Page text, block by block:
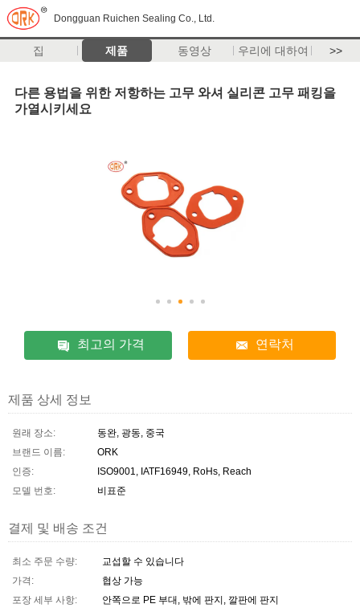
Dongguan Ruichen Sealing Co., Ltd.
집 제품 동영상 우리에 대하여 >>
다른 용법을 위한 저항하는 고무 와셔 실리콘 고무 패킹을
가열시키세요
최고의 가격 연락처
제품 상세 정보
원래 장소:
동완, 광동, 중국
브랜드 이름:
ORK
인증:
ISO9001, IATF16949, RoHs, Reach
모델 번호:
비표준
결제 및 배송 조건
최소 주문 수량:
교섭할 수 있습니다
가격:
협상 가능
포장 세부 사항:
안쪽으로 PE 부대, 밖에 판지, 깔판에 판지